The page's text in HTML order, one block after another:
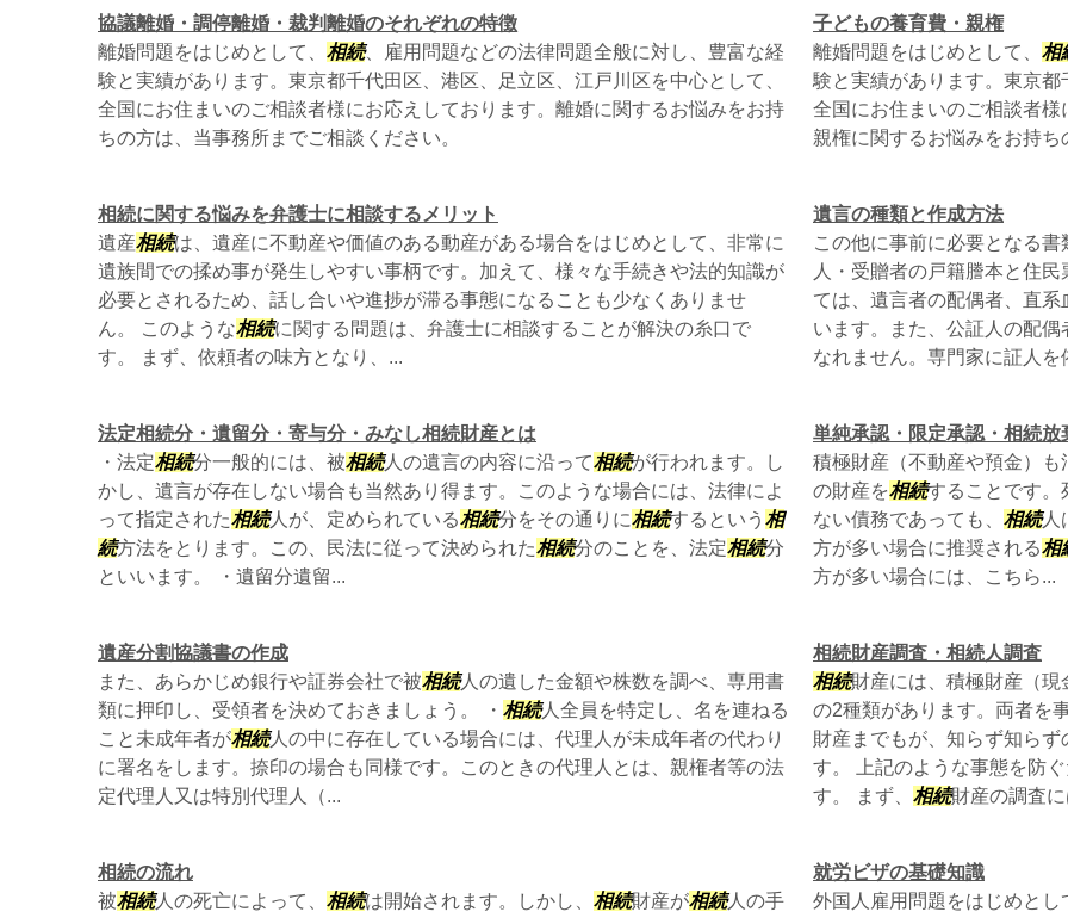
協議離婚・調停離婚・裁判離婚のそれぞれの特徴
離婚問題をはじめとして、 相続、雇用問題などの法律問題全般に対し、豊富な経
験と実績があります。東京都千代田区、港区、足立区、江戸川区を中心として、
全国にお住まいのご相談者様にお応えしております。離婚に関するお悩みをお持
ちの方は、当事務所までご相談ください。
子どもの養育費・親権
離婚問題をはじめとして、 相
験と実績があります。東京都
全国にお住まいのご相談者様
親権に関するお悩みをお持ち
相続に関する悩みを弁護士に相談するメリット
遺産相続は、遺産に不動産や価値のある動産がある場合をはじめとして、非常に
遺族間での揉め事が発生しやすい事柄です。加えて、様々な手続きや法的知識が
必要とされるため、話し合いや進捗が滞る事態になることも少なくありませ
ん。 このような相続に関する問題は、弁護士に相談することが解決の糸口で
す。 まず、依頼者の味方となり、...
遺言の種類と作成方法
この他に事前に必要となる
人・受贈者の戸籍謄本と住
ては、遺言者の配偶者、直系
います。また、公証人の配
なれません。専門家に証人を
法定相続分・遺留分・寄与分・みなし相続財産とは
・法定相続分一般的には、被相続人の遺言の内容に沿って相続が行われます。し
かし、遺言が存在しない場合も当然あり得ます。このような場合には、法律によ
って指定された相続人が、定められている相続分をその通りに相続するという 相
続方法をとります。この、民法に従って決められた相続分のことを、法定相続分
といいます。 ・遺留分遺留...
単純承認・限定承認・相続放
積極財産（不動産や預金）
の財産を相続することです。
ない債務であっても、 相続人
方が多い場合に推奨される相
方が多い場合には、こちら...
遺産分割協議書の作成
また、あらかじめ銀行や証券会社で被相続人の遺した金額や株数を調べ、専用書
類に押印し、受領者を決めておきましょう。 ・ 相続人全員を特定し、名を連ねる
こと未成年者が相続人の中に存在している場合には、代理人が未成年者の代わり
に署名をします。捺印の場合も同様です。このときの代理人とは、親権者等の法
定代理人又は特別代理人（...
相続財産調査・相続人調査
相続財産には、積極財産（現
の2種類があります。両者を
財産までもが、知らず知らず
す。 上記のような事態を防ぐ
す。 まず、 相続財産の調査に
相続の流れ
被相続人の死亡によって、 相続は開始されます。しかし、 相続財産が相続人の手
就労ビザの基礎知識
外国人雇用問題をはじめとし